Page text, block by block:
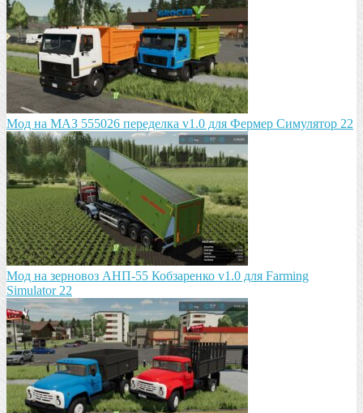
Мод на МАЗ 555026 пeрeдeлка v1.0 для Фермер Симулятор 22
Мод на зeрновоз АНП-55 Кобзарeнко v1.0 для Farming
Simulator 22